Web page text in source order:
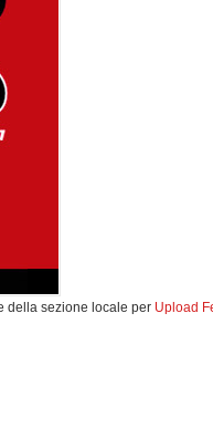
della sezione locale per Upload